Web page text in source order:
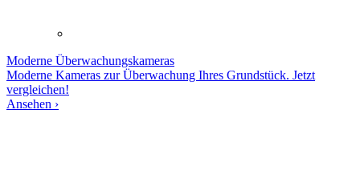
Moderne Überwachungskameras
Moderne Kameras zur Überwachung Ihres Grundstück. Jetzt
vergleichen!
Ansehen ›